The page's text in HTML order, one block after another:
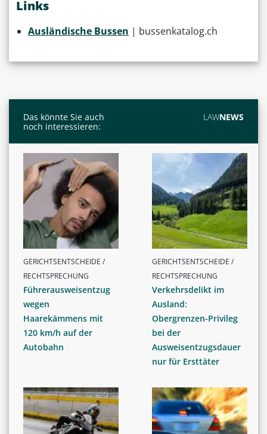
Links
Ausländische Bussen | bussenkatalog.ch
Das könnte Sie auch
noch interessieren:
LAWNEWS
GERICHTSENTSCHEIDE /
RECHTSPRECHUNG
Führerausweisentzug
wegen
Haarekämmens mit
120 km/h auf der
Autobahn
GERICHTSENTSCHEIDE /
RECHTSPRECHUNG
Verkehrsdelikt im
Ausland:
Obergrenzen-Privileg
bei der
Ausweisentzugsdauer
nur für Ersttäter